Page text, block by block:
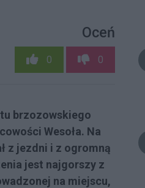
Oceń
0 0
brzozowskiego
Wesoła. Na
z jezdni i z ogromną
jest najgorszy z
na miejscu,